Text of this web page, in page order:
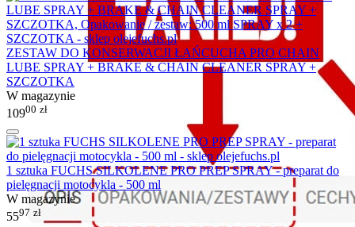
ZESTAW DO KONSERWACJI ŁAŃCUCHA PRO CHAIN
LUBE SPRAY + BRAKE & CHAIN CLEANER SPRAY +
SZCZOTKA
W magazynie
10900 zł
1 sztuka FUCHS SILKOLENE PRO PREP SPRAY - preparat do
pielęgnacji motocykla - 500 ml
W magazynie
5597 zł